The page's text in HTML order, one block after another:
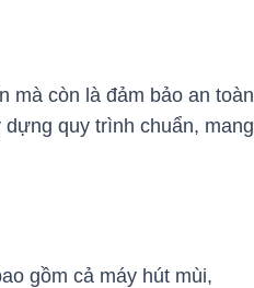
mà còn là đảm bảo an toàn
quy trình chuẩn, mang
gồm cả máy hút mùi,